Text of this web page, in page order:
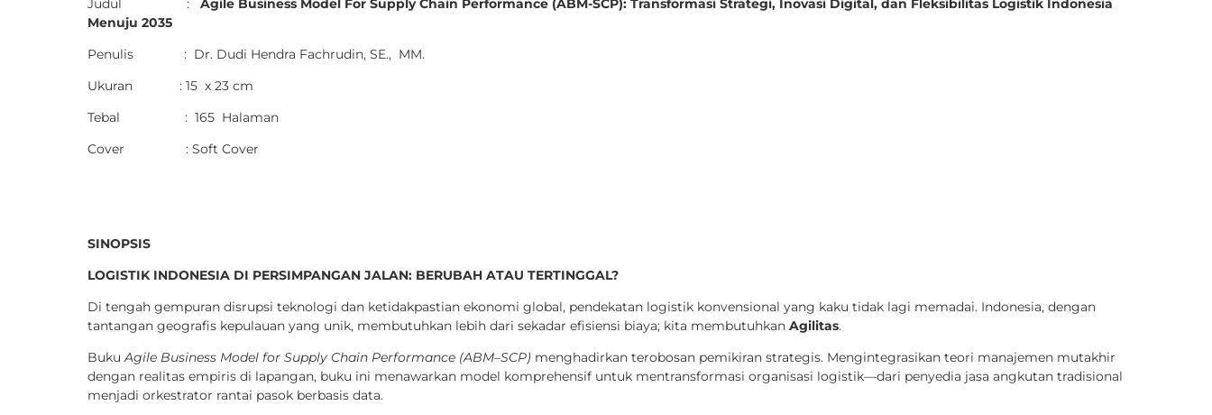
Judul :
Agile Business Model For Supply Chain Performance (ABM-SCP): Transformasi Strategi, Inovasi Digital, dan Fleksibilitas Logistik Indonesia
Menuju 2035
Penulis : Dr. Dudi Hendra Fachrudin, SE., MM.
Ukuran : 15 x 23 cm
Tebal : 165 Halaman
Cover : Soft Cover
SINOPSIS
LOGISTIK INDONESIA DI PERSIMPANGAN JALAN: BERUBAH ATAU TERTINGGAL?
Di tengah gempuran disrupsi teknologi dan ketidakpastian ekonomi global, pendekatan logistik konvensional yang kaku tidak lagi memadai. Indonesia, dengan
tantangan geografis kepulauan yang unik, membutuhkan lebih dari sekadar efisiensi biaya; kita membutuhkan Agilitas.
BukuAgile Business Model for Supply Chain Performance (ABM–SCP) menghadirkan terobosan pemikiran strategis. Mengintegrasikan teori manajemen mutakhir
dengan realitas empiris di lapangan, buku ini menawarkan model komprehensif untuk mentransformasi organisasi logistik—dari penyedia jasa angkutan tradisional
menjadi orkestrator rantai pasok berbasis data.